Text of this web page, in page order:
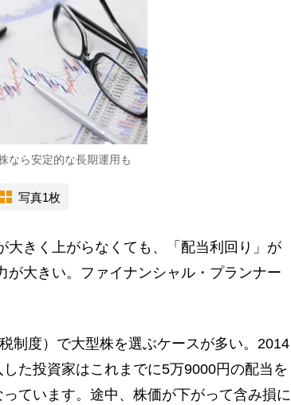
なら安定的な長期運用も
写真1枚
きく上がらなくても、「配当利回り」が
大きい。ファイナンシャル・プランナー
制度）で大型株を選ぶケースが多い。2014
た投資家はこれまでに5万9000円の配当を
ています。途中、株価が下がって含み損に